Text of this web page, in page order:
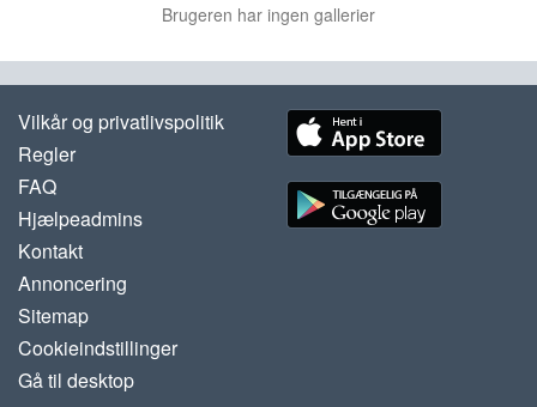
Brugeren har ingen gallerier
Vilkår og privatlivspolitik
Regler
FAQ
Hjælpeadmins
Kontakt
Annoncering
Sitemap
Cookieindstillinger
Gå til desktop